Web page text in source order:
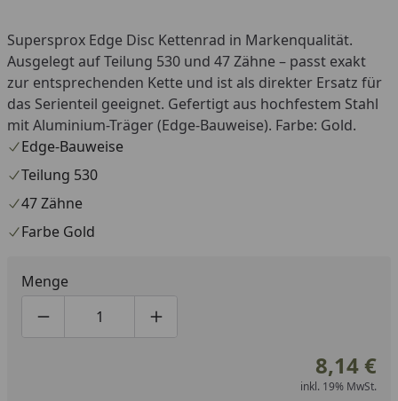
Supersprox Edge Disc Kettenrad in Markenqualität.
Ausgelegt auf Teilung 530 und 47 Zähne – passt exakt
zur entsprechenden Kette und ist als direkter Ersatz für
das Serienteil geeignet. Gefertigt aus hochfestem Stahl
mit Aluminium-Träger (Edge-Bauweise). Farbe: Gold.
Edge-Bauweise
Teilung 530
47 Zähne
Farbe Gold
Menge
Produktmenge um eins verringern
Produktmenge manuell eingeben
Produktmenge um eins erhöhen
8,14 €
inkl. 19% MwSt.